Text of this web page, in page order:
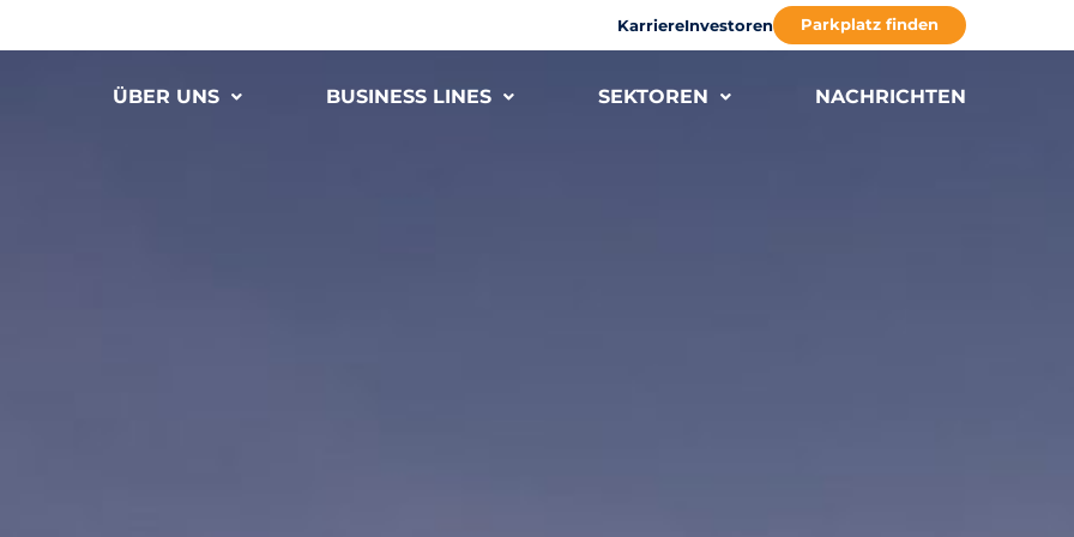
KarriereInvestoren Parkplatz finden
ÜBER UNS BUSINESS LINES SEKTOREN NACHRICHTEN